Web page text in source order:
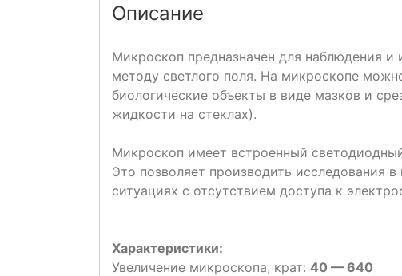
Описание
Микроскоп предназначен для наблюдения
методу светлого поля. На микроскопе
биологические объекты в виде мазков и
жидкости на стеклах).
Микроскоп имеет встроенный
Это позволяет производить исследования
ситуациях с отсутствием доступа к
Характеристики:
Увеличение микроскопа, крат: 40 — 640